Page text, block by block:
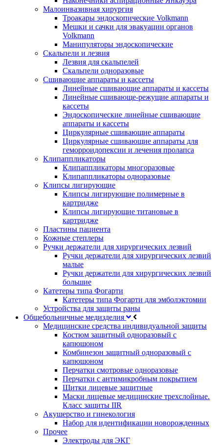
Малоинвазивная хирургия
Троакары эндоскопические Volkmann
Мешки и сачки для эвакуации органов
Volkmann
Манипуляторы эндоскопические
Скальпели и лезвия
Лезвия для скальпелей
Скальпели одноразовые
Сшивающие аппараты и кассеты
Линейные сшивающие аппараты и кассеты
Линейные сшивающе-режущие аппараты и
кассеты
Эндоскопические линейные сшивающие
аппараты и кассеты
Циркулярные сшивающие аппараты
Циркулярные сшивающие аппараты для
геморроидопексии и лечения пролапса
Клипаппликаторы
Клипаппликаторы многоразовые
Клипаппликаторы одноразовые
Клипсы лигирующие
Клипсы лигирующие полимерные в
картридже
Клипсы лигирующие титановые в
картридже
Пластины пациента
Кожные степлеры
Ручки держатели для хирургических лезвий
Ручки держатели для хирургических лезвий
малые
Ручки держатели для хирургических лезвий
большие
Катетеры типа Фогарти
Катетеры типа Фогарти для эмболэктомии
Устройства для защиты раны
Общебольничные медизделия
Медицинские средства индивидуальной защиты
Костюм защитный одноразовый с
капюшоном
Комбинезон защитный одноразовый с
капюшоном
Перчатки смотровые одноразовые
Перчатки с антимикробным покрытием
Щитки лицевые защитные
Маски лицевые медицинские трехслойные.
Класс защиты IIR
Акушерство и гинекология
Набор для идентификации новорожденных
Прочее
Электроды для ЭКГ